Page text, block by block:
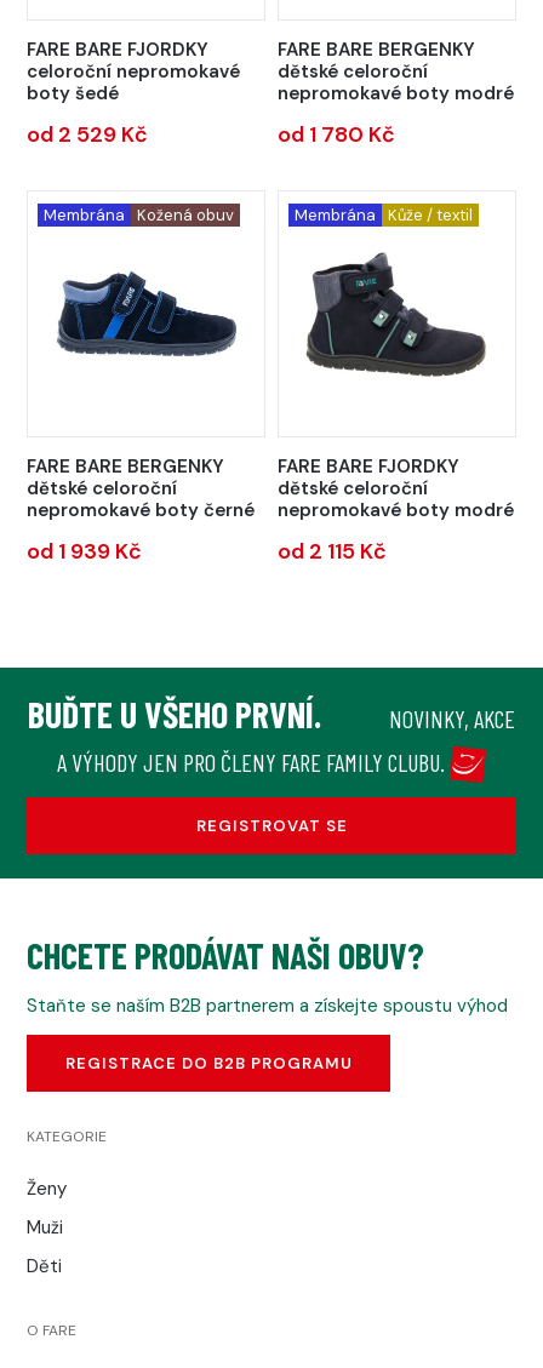
FARE BARE FJORDKY
celoroční nepromokavé
boty šedé
od 2 529 Kč
FARE BARE BERGENKY
dětské celoroční
nepromokavé boty modré
od 1 780 Kč
Membrána Kožená obuv
FARE BARE BERGENKY
dětské celoroční
nepromokavé boty černé
od 1 939 Kč
Membrána Kůže / textil
FARE BARE FJORDKY
dětské celoroční
nepromokavé boty modré
od 2 115 Kč
BUĎTE U VŠEHO PRVNÍ.
NOVINKY, AKCE
A VÝHODY JEN PRO ČLENY FARE FAMILY CLUBU.
REGISTROVAT SE
CHCETE PRODÁVAT NAŠI OBUV?
Staňte se naším B2B partnerem a získejte spoustu výhod
REGISTRACE DO B2B PROGRAMU
KATEGORIE
Ženy
Muži
Děti
O FARE